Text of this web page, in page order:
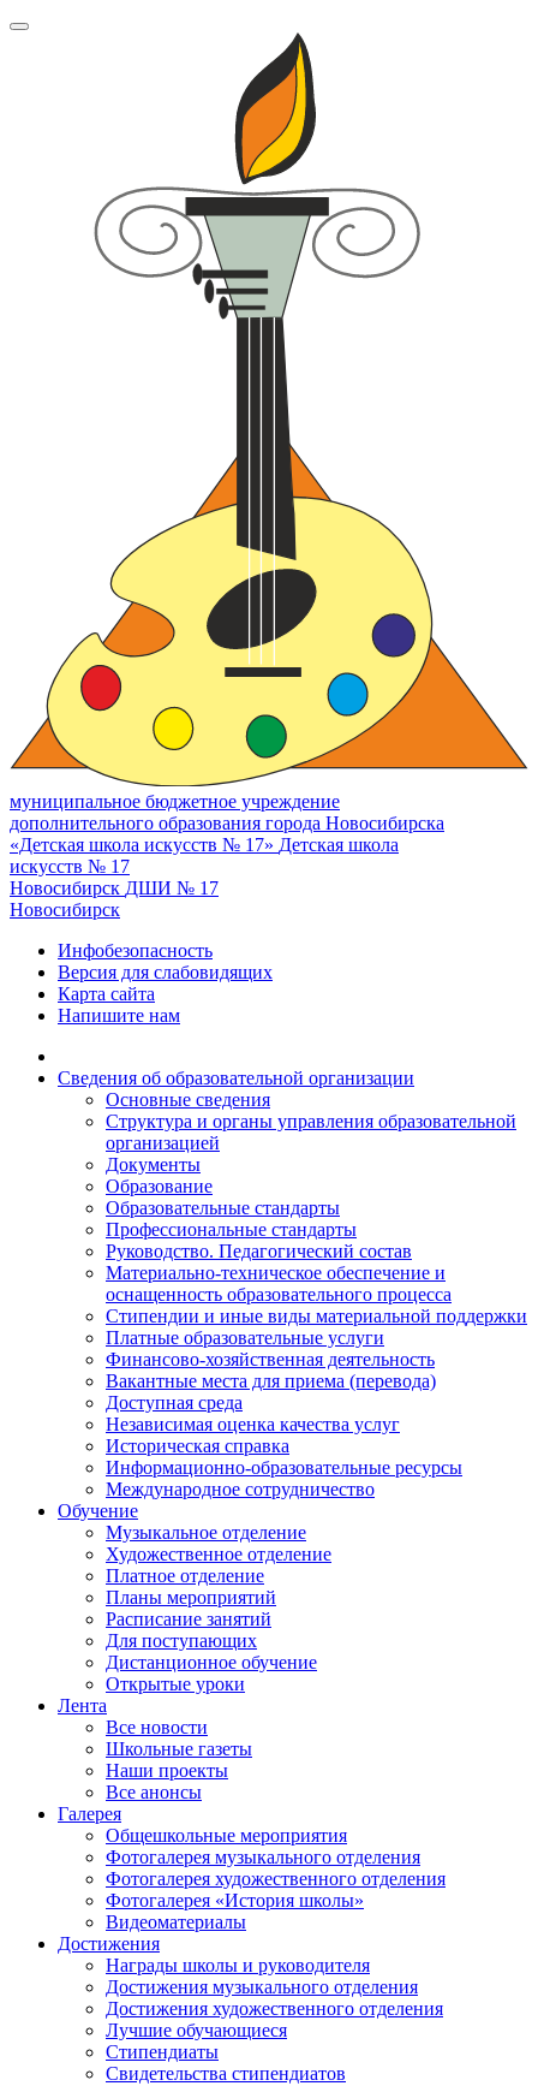
муниципальное бюджетное учреждение
дополнительного образования города Новосибирска
«Детская школа искусств № 17» Детская школа
искусств № 17
Новосибирск ДШИ № 17
Новосибирск
Инфобезопасность
Версия для слабовидящих
Карта сайта
Напишите нам
Сведения об образовательной организации
Основные сведения
Структура и органы управления образовательной
организацией
Документы
Образование
Образовательные стандарты
Профессиональные стандарты
Руководство. Педагогический состав
Материально-техническое обеспечение и
оснащенность образовательного процесса
Стипендии и иные виды материальной поддержки
Платные образовательные услуги
Финансово-хозяйственная деятельность
Вакантные места для приема (перевода)
Доступная среда
Независимая оценка качества услуг
Историческая справка
Информационно-образовательные ресурсы
Международное сотрудничество
Обучение
Музыкальное отделение
Художественное отделение
Платное отделение
Планы мероприятий
Расписание занятий
Для поступающих
Дистанционное обучение
Открытые уроки
Лента
Все новости
Школьные газеты
Наши проекты
Все анонсы
Галерея
Общешкольные мероприятия
Фотогалерея музыкального отделения
Фотогалерея художественного отделения
Фотогалерея «История школы»
Видеоматериалы
Достижения
Награды школы и руководителя
Достижения музыкального отделения
Достижения художественного отделения
Лучшие обучающиеся
Стипендиаты
Свидетельства стипендиатов